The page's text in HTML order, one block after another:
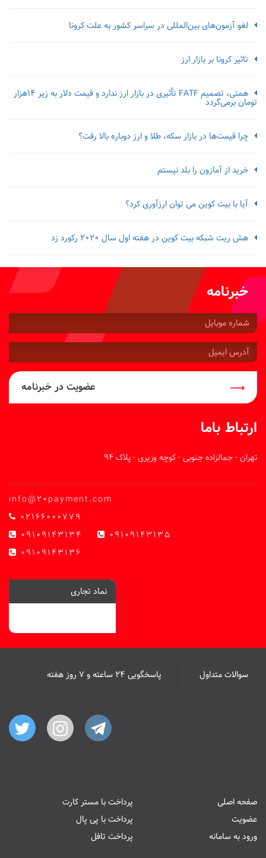
لغو آزمون‌‌های بین‌المللی در سراسر کشور به علت کرونا
تاثیر کرونا بر بازار ارز
همتی، تصمیم FATF تأثیری در بازار ارز ندارد و قیمت دلار به زیر ۱۴هزار
تومان برمی‌گردد
چرا قیمت‌ها در بازار سکه، طلا و ارز دوباره بالا رفت؟
خرید از آمازون را بلد نیستم
آیا با بیت کوین می توان ارزآوری کرد؟
هش ریت شبکه بیت کوین در هفته اول سال 2020 رکورد زد
خبرنامه
شماره
موبایل:
آدرس
ایمیل:
عضویت در خبرنامه
ارتباط باما
تهران - جمالزاده جنوبی - کوچه وزیری - پلاک 94
info@20payment.com
02166000779
09109143134
09109143135
09109143136
نماد تجاری
سوالات متداول پاسخگویی ۲۴ ساعته و ۷ روز هفته
صفحه اصلی
عضویت
ورود به سامانه
پرداخت با مستر کارت
پرداخت با پی پال
پرداخت تافل